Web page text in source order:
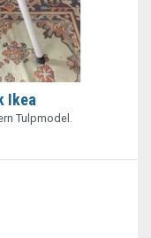
Ikea
Tulpmodel.